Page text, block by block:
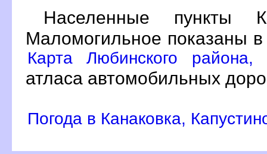
Населенные пункты
Маломогильное показаны
Карта Любинского
атласа автомобильных
Погода в Канаковка,